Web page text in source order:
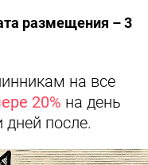
размещения – 3
на все
20% на день
после.